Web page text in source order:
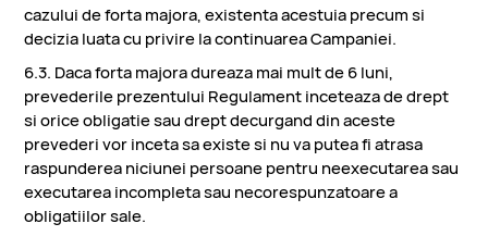
cazului de forta majora, existenta acestuia precum si
decizia luata cu privire la continuarea Campaniei.
6.3. Daca forta majora dureaza mai mult de 6 luni,
prevederile prezentului Regulament inceteaza de drept
si orice obligatie sau drept decurgand din aceste
prevederi vor inceta sa existe si nu va putea fi atrasa
raspunderea niciunei persoane pentru neexecutarea sau
executarea incompleta sau necorespunzatoare a
obligatiilor sale.